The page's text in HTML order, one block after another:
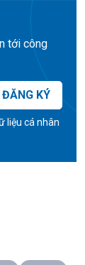
tới công
ĐĂNG KÝ
liệu cá nhân